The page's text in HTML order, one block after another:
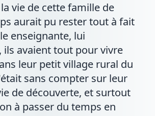
vie de cette famille de
aurait pu rester tout à fait
enseignante, lui
ils avaient tout pour vivre
leur petit village rural du
sans compter sur leur
de découverte, et surtout
à passer du temps en